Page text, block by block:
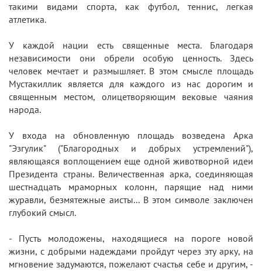
такими видами спорта, как футбол, теннис, легкая
атлетика.
У каждой нации есть священные места. Благодаря
независимости они обрели особую ценность. Здесь
человек мечтает и размышляет. В этом смысле площадь
Мустакиллик является для каждого из нас дорогим и
священным местом, олицетворяющим вековые чаяния
народа.
У входа на обновленную площадь возведена Арка
"Эзгулик" ("Благородных и добрых устремлений"),
являющаяся воплощением еще одной животворной идеи
Президента страны. Величественная арка, соединяющая
шестнадцать мраморных колонн, парящие над ними
журавли, безмятежные аисты... В этом символе заключен
глубокий смысл.
- Пусть молодожены, находящиеся на пороге новой
жизни, с добрыми надеждами пройдут через эту арку, на
мгновение задумаются, пожелают счастья себе и другим, -